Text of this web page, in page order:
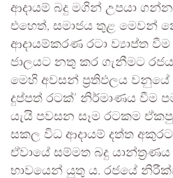
ආදායම් බදු මගින් උපයා
එහෙත්, සමාජය තුළ මෙවන්
ආදායම්කරණ රටා ව්‍යාප්ත
ජාලයට නතු කර ගැනීමට
මෙහි අවසන් ප‍්‍රතිඵලය
දුප්පත් රටක්’ නිර්මාණය වීම
යැයි පවසන සෑම රටකම
සකල විධ ආදායම් දත්ත
ඒවායේ සම්මත බදු
භාවයෙන් යුතු ය. රජයේ